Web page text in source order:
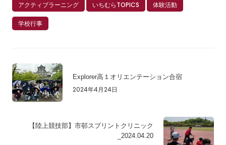
アクティブラーニング いちむらTOPICS 体験活動
学校行事
Explorer高１オリエンテーション合宿
2024年4月24日
【陸上競技部】市邨スプリントクリニック
_2024.04.20